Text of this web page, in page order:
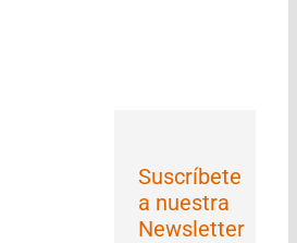
Suscríbete
a nuestra
Newsletter